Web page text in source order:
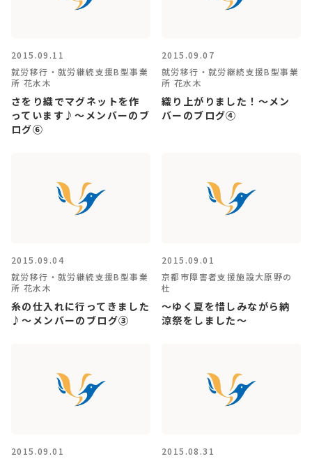
2015.09.11
就労移行・就労継続支援B型事業
所 花水木
さをり織でマグネットを作
っています♪～メンバーのブ
ログ⑥
2015.09.07
就労移行・就労継続支援B型事業
所 花水木
織り上がりました！～メン
バーのブログ④
2015.09.04
就労移行・就労継続支援B型事業
所 花水木
糸の仕入れに行ってきました
♪～メンバーのブログ③
2015.09.01
京都市障害者支援施設大原野の
杜
～ゆく夏を惜しみながら納
涼祭をしました～
2015.09.01
2015.08.31